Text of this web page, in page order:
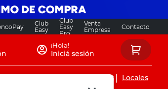
Club
Easy
Club
Easy
Pro
Venta
Empresa
Contacto
¡Hola!
Iniciá sesión
Servicios de instalaciones Locales